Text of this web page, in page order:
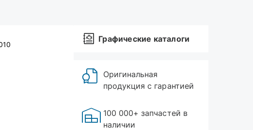
Графические каталоги
Оригинальная
продукция с гарантией
100 000+ запчастей в
наличии